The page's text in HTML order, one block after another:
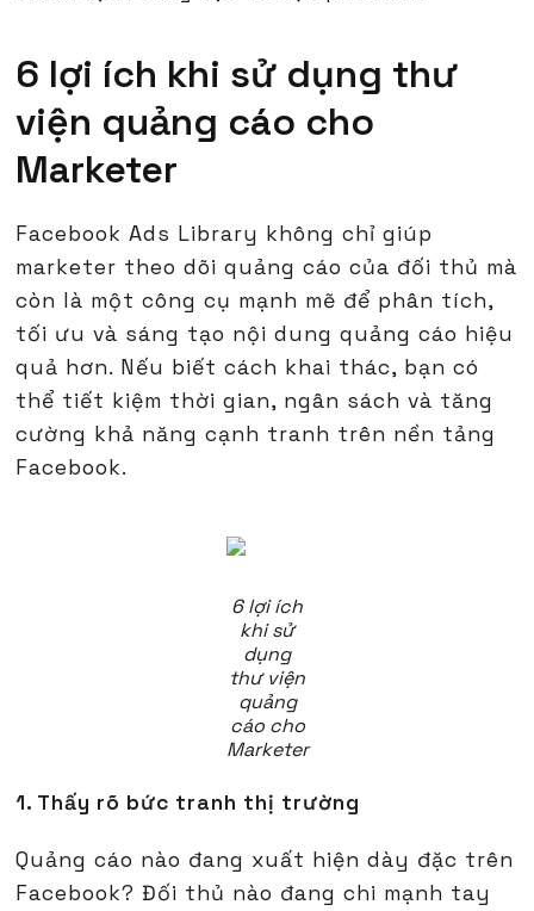
6 lợi ích khi sử dụng thư
viện quảng cáo cho
Marketer
Facebook Ads Library không chỉ giúp
marketer theo dõi quảng cáo của đối thủ mà
còn là một công cụ mạnh mẽ để phân tích,
tối ưu và sáng tạo nội dung quảng cáo hiệu
quả hơn. Nếu biết cách khai thác, bạn có
thể tiết kiệm thời gian, ngân sách và tăng
cường khả năng cạnh tranh trên nền tảng
Facebook.
6 lợi ích
khi sử
dụng
thư viện
quảng
cáo cho
Marketer
1. Thấy rõ bức tranh thị trường
Quảng cáo nào đang xuất hiện dày đặc trên
Facebook? Đối thủ nào đang chi mạnh tay